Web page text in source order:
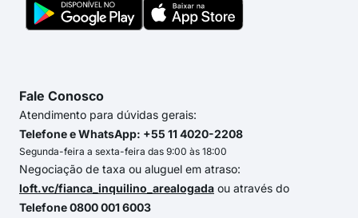
Fale Conosco
Atendimento para dúvidas gerais:
Telefone e WhatsApp: +55 11 4020-2208
Segunda-feira a sexta-feira das 9:00 às 18:00
Negociação de taxa ou aluguel em atraso:
loft.vc/fianca_inquilino_arealogada ou através do
Telefone 0800 001 6003